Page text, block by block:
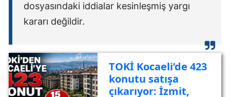
dosyasındaki iddialar kesinleşmiş yargı
kararı değildir.
TOKİ Kocaeli’de 423
konutu satışa
çıkarıyor: İzmit,